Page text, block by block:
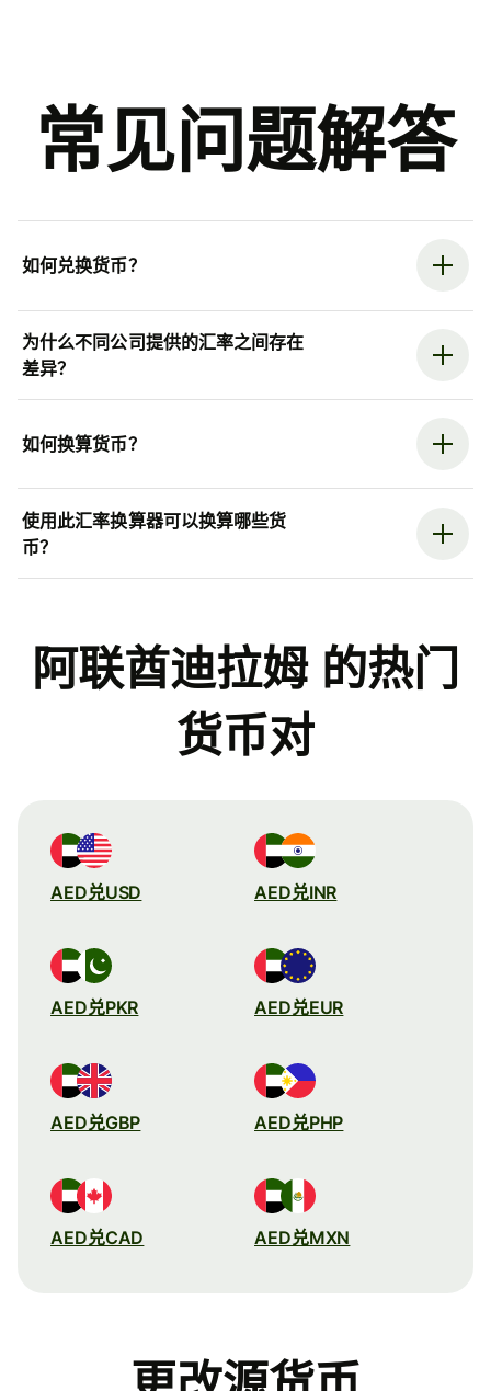
常见问题解答
如何兑换货币？
为什么不同公司提供的汇率之间存在
差异？
如何换算货币？
使用此汇率换算器可以换算哪些货
币？
阿联酋迪拉姆 的热门
货币对
AED兑USD AED兑INR
AED兑PKR AED兑EUR
AED兑GBP AED兑PHP
AED兑CAD AED兑MXN